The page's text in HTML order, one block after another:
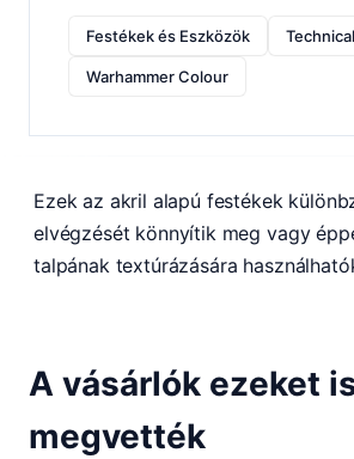
Festékek és Eszközök Technical
Warhammer Colour
Ezek az akril alapú festékek
elvégzését könnyítik meg vagy
talpának textúrázására
A vásárlók ezeket
megvették